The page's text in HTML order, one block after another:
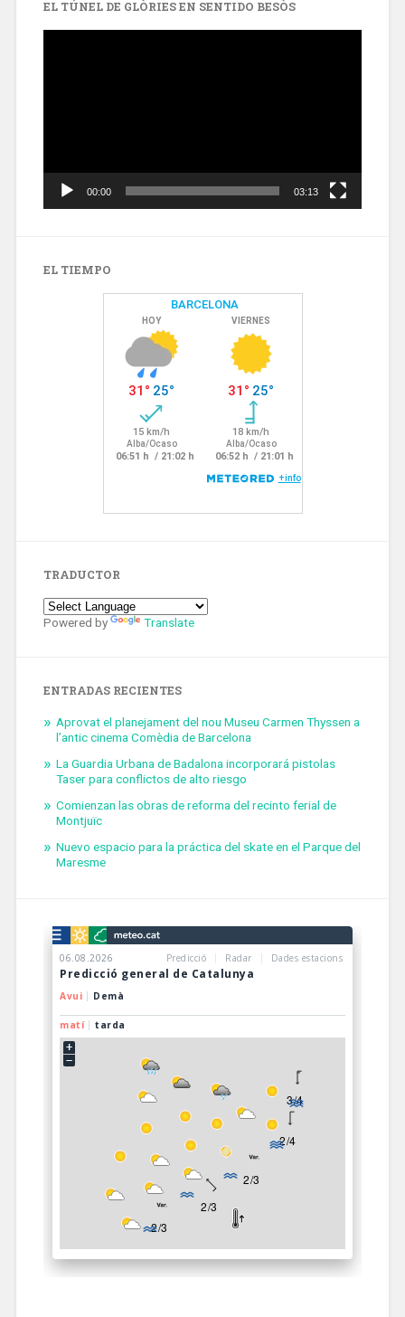
EL TÚNEL DE GLÒRIES EN SENTIDO BESÒS
00:00 03:13
EL TIEMPO
TRADUCTOR
Powered by Translate
ENTRADAS RECIENTES
Aprovat el planejament del nou Museu Carmen Thyssen a
l’antic cinema Comèdia de Barcelona
La Guardia Urbana de Badalona incorporará pistolas
Taser para conflictos de alto riesgo
Comienzan las obras de reforma del recinto ferial de
Montjuïc
Nuevo espacio para la práctica del skate en el Parque del
Maresme